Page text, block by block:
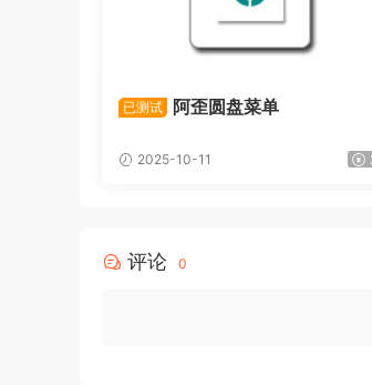
已测试 阿歪圆盘菜单
2025-10-11
评论 0